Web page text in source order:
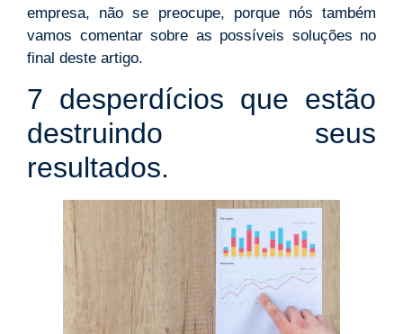
empresa, não se preocupe, porque nós também
vamos comentar sobre as possíveis soluções no
final deste artigo.
7 desperdícios que estão
destruindo seus
resultados.